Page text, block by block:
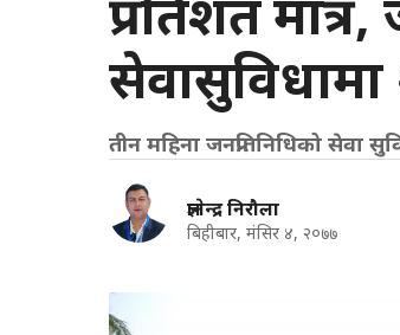
सेवासुविधामा
तीन महिना जनप्रतिनिधिको सेवा
ज्ञानेन्द्र निरौला
बिहीबार, मंसिर ४, २०७७